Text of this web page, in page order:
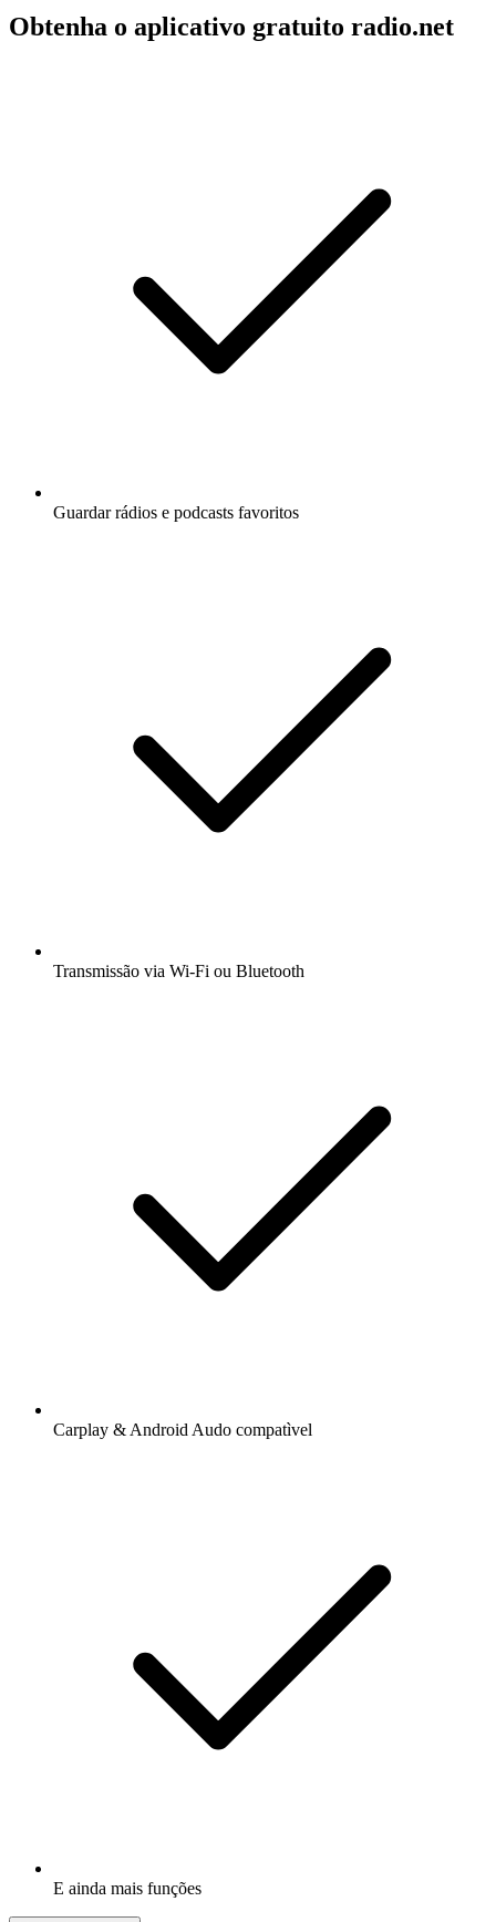
Obtenha o aplicativo gratuito radio.net
Guardar rádios e podcasts favoritos
Transmissão via Wi-Fi ou Bluetooth
Carplay & Android Audo compatìvel
E ainda mais funções